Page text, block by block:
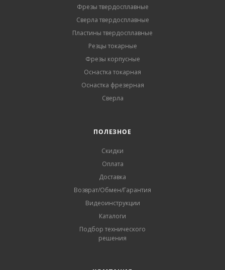
Фрезы твердосплавные
Сверла твердосплавные
Пластины твердосплавные
Резцы токарные
Фрезы корпусные
Оснастка токарная
Оснастка фрезерная
Сверла
ПОЛЕЗНОЕ
Скидки
Оплата
Доставка
Возврат/Обмен/Гарантия
Видеоинструкции
Каталоги
Подбор технического
решения